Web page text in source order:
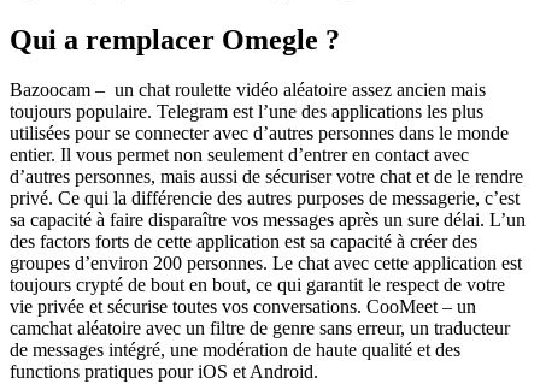
Qui a remplacer Omegle ?
Bazoocam – un chat roulette vidéo aléatoire assez ancien mais
toujours populaire. Telegram est l’une des applications les plus
utilisées pour se connecter avec d’autres personnes dans le monde
entier. Il vous permet non seulement d’entrer en contact avec
d’autres personnes, mais aussi de sécuriser votre chat et de le rendre
privé. Ce qui la différencie des autres purposes de messagerie, c’est
sa capacité à faire disparaître vos messages après un sure délai. L’un
des factors forts de cette application est sa capacité à créer des
groupes d’environ 200 personnes. Le chat avec cette application est
toujours crypté de bout en bout, ce qui garantit le respect de votre
vie privée et sécurise toutes vos conversations. CooMeet – un
camchat aléatoire avec un filtre de genre sans erreur, un traducteur
de messages intégré, une modération de haute qualité et des
functions pratiques pour iOS et Android.